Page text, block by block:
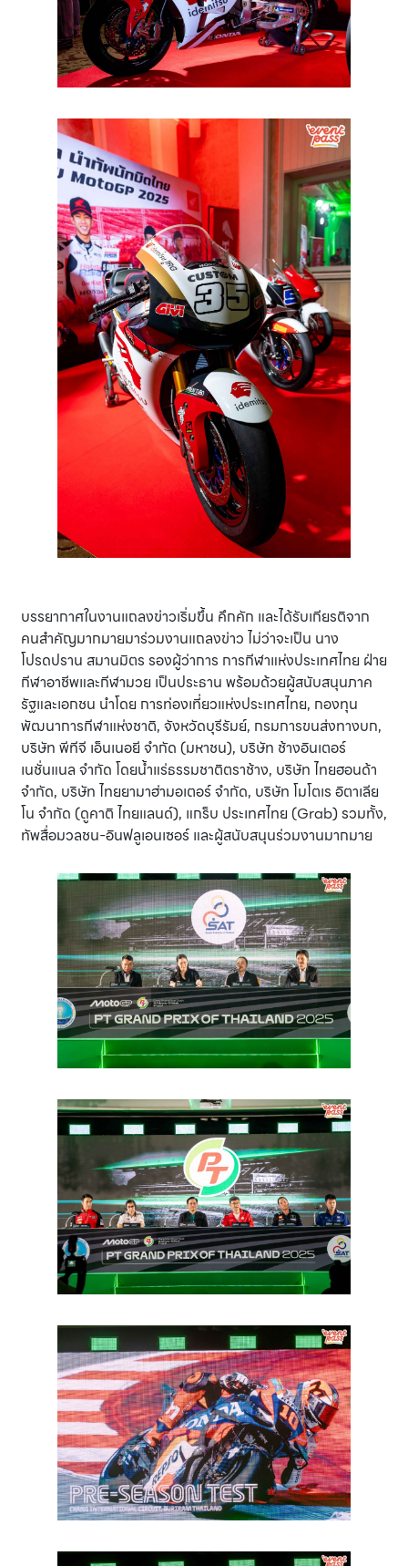
บรรยากาศในงานแถลงข่าวเริ่มขึ้น คึกคัก และได้รับเกียรติจาก
คนสำคัญมากมายมาร่วมงานแถลงข่าว ไม่ว่าจะเป็น นาง
โปรดปราน สมานมิตร รองผู้ว่าการ การกีฬาแห่งประเทศไทย ฝ่าย
กีฬาอาชีพและกีฬามวย เป็นประธาน พร้อมด้วยผู้สนับสนุนภาค
รัฐและเอกชน นำโดย การท่องเที่ยวแห่งประเทศไทย, กองทุน
พัฒนาการกีฬาแห่งชาติ, จังหวัดบุรีรัมย์, กรมการขนส่งทางบก,
บริษัท พีทีจี เอ็นเนอยี จำกัด (มหาชน), บริษัท ช้างอินเตอร์
เนชั่นแนล จำกัด โดยน้ำแร่ธรรมชาติตราช้าง, บริษัท ไทยฮอนด้า
จำกัด, บริษัท ไทยยามาฮ่ามอเตอร์ จำกัด, บริษัท โมโตเร อิตาเลีย
โน จำกัด (ดูคาติ ไทยแลนด์), แกร็บ ประเทศไทย (Grab) รวมทั้ง,
ทัพสื่อมวลชน-อินฟลูเอนเซอร์ และผู้สนับสนุนร่วมงานมากมาย